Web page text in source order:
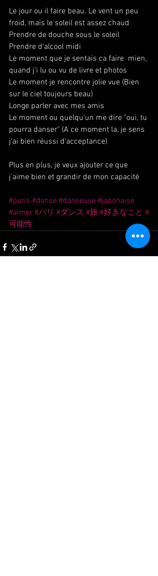
Le jour ou il faire beau. Le vent un peu
froid, mais le soleil est assez chaud
Prendre de douche sous le soleil
Prendre d'alcool midi
Le moment que je sentais ca faire  mien,
quand j'i lu ou vu de livre et photos
Le moment je rencontre jolie vue (Bien
sur le ciel toujours beau)
Longe parler avec mes amis
Le moment ou quelqu'un me dire "oui, tu
pourra danser" (A ce moment la, je sens
j'ai bien réussi d'acceptance)
Plus en plus, je veux ajouter ce que
j'aime bien et grandir de mon capacité
#paris #danse #danseuse #japonaise
#aimer #パリ #ダンス #旅 #好きなこと #
可能性